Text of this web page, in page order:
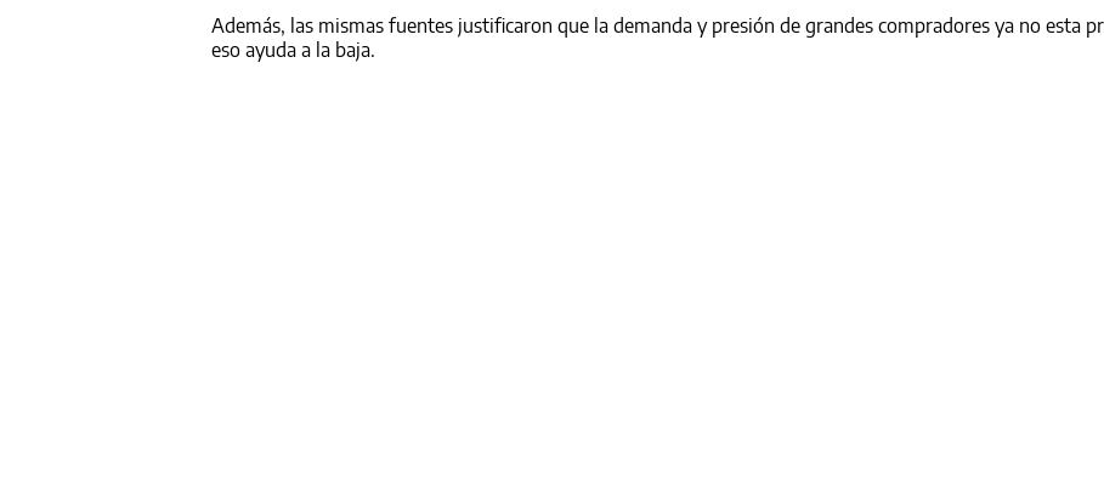
Además, las mismas fuentes justificaron que la demanda y presión de grandes compradores ya no esta
eso ayuda a la baja.